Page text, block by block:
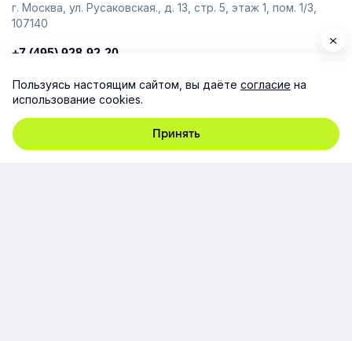
г. Москва, ул. Русаковская., д. 13, стр. 5, этаж 1, пом. 1/3,
107140
+7 (495) 928-92-20
Расскажем о платформе и предоставим бесплатный
демо-доступ
Пользуясь настоящим сайтом, вы даёте согласие на
использование cookies.
Принять